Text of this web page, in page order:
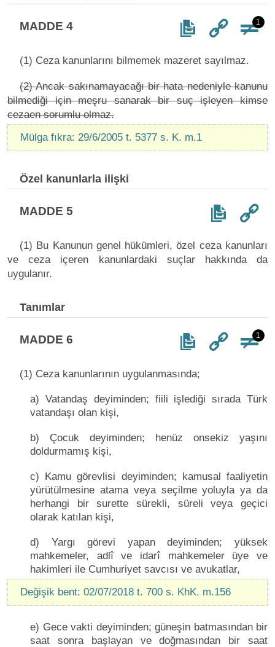
MADDE 4 1
(1) Ceza kanunlarını bilmemek mazeret sayılmaz.
(2) Ancak sakınamayacağı bir hata nedeniyle kanunu
bilmediği için meşru sanarak bir suç işleyen kimse
cezaen sorumlu olmaz.
Mülga fıkra: 29/6/2005 t. 5377 s. K. m.1
Özel kanunlarla ilişki
MADDE 5
(1) Bu Kanunun genel hükümleri, özel ceza kanunları
ve ceza içeren kanunlardaki suçlar hakkında da
uygulanır.
Tanımlar
MADDE 6 1
(1) Ceza kanunlarının uygulanmasında;
a) Vatandaş deyiminden; fiili işlediği sırada Türk
vatandaşı olan kişi,
b) Çocuk deyiminden; henüz onsekiz yaşını
doldurmamış kişi,
c) Kamu görevlisi deyiminden; kamusal faaliyetin
yürütülmesine atama veya seçilme yoluyla ya da
herhangi bir surette sürekli, süreli veya geçici
olarak katılan kişi,
d) Yargı görevi yapan deyiminden; yüksek
mahkemeler, adlî ve idarî mahkemeler üye ve
hakimleri ile Cumhuriyet savcısı ve avukatlar,
Değişik bent: 02/07/2018 t. 700 s. KhK. m.156
e) Gece vakti deyiminden; güneşin batmasından bir
saat sonra başlayan ve doğmasından bir saat